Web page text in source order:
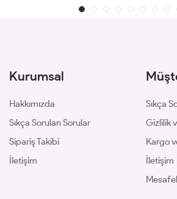
Kurumsal
Hakkımızda
Sıkça Sorulan Sorular
Sipariş Takibi
İletişim
Sıkça
Gizlilik
Kargo
İletişim